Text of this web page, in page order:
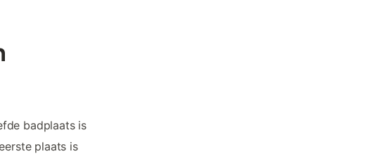
badplaats is
plaats is